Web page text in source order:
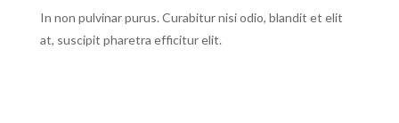
In non pulvinar purus. Curabitur nisi odio, blandit et elit
at, suscipit pharetra efficitur elit.